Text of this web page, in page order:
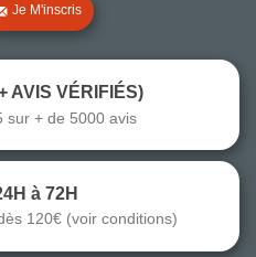
Je M'inscris
AVIS VÉRIFIÉS)
sur + de 5000 avis
à 72H
120€ (voir conditions)